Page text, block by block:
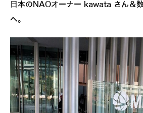
日本のNAOオーナー kawata さん＆
へ。